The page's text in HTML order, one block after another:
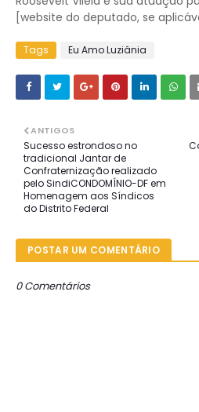
[website do deputado, se
Tags Eu Amo Luziânia
ANTIGOS
Sucesso estrondoso no
tradicional Jantar de
Confraternização realizado
pelo SindiCONDOMÍNIO-DF em
Homenagem aos Síndicos
do Distrito Federal
POSTAR UM COMENTÁRIO
0 Comentários